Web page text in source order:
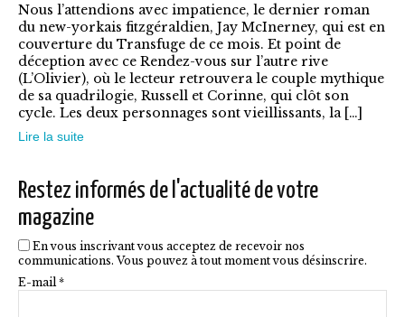
Les
options
peuvent
être
choisies
la
page
du
produit
Nous l’attendions avec impatience, le dernier roman
du new-yorkais fitzgéraldien, Jay McInerney, qui est en
couverture du Transfuge de ce mois. Et point de
déception avec ce Rendez-vous sur l’autre rive
(L’Olivier), où le lecteur retrouvera le couple mythique
de sa quadrilogie, Russell et Corinne, qui clôt son
cycle. Les deux personnages sont vieillissants, la […]
Lire la suite
Restez informés de l'actualité de votre
magazine
En vous inscrivant vous acceptez de recevoir nos
communications. Vous pouvez à tout moment vous désinscrire.
E-mail *